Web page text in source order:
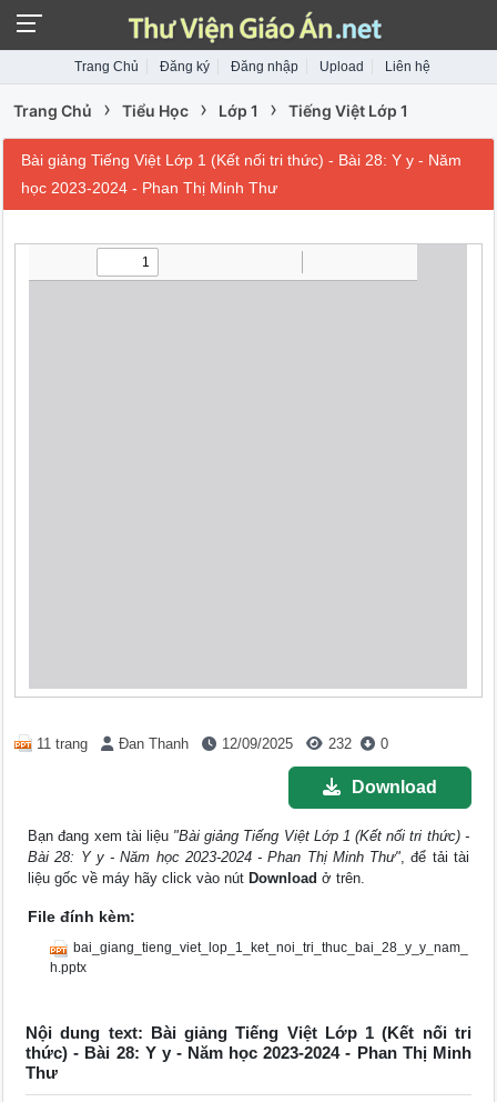
Trang Chủ Đăng ký Đăng nhập Upload Liên hệ
Trang Chủ › Tiểu Học › Lớp 1 › Tiếng Việt Lớp 1
Bài giảng Tiếng Việt Lớp 1 (Kết nối tri thức) - Bài 28: Y y - Năm
học 2023-2024 - Phan Thị Minh Thư
11 trang Đan Thanh 12/09/2025 232 0
Download
Bạn đang xem tài liệu "Bài giảng Tiếng Việt Lớp 1 (Kết nối tri thức) -
Bài 28: Y y - Năm học 2023-2024 - Phan Thị Minh Thư", để tải tài
liệu gốc về máy hãy click vào nút Download ở trên.
File đính kèm:
bai_giang_tieng_viet_lop_1_ket_noi_tri_thuc_bai_28_y_y_nam_
h.pptx
Nội dung text: Bài giảng Tiếng Việt Lớp 1 (Kết nối tri
thức) - Bài 28: Y y - Năm học 2023-2024 - Phan Thị Minh
Thư